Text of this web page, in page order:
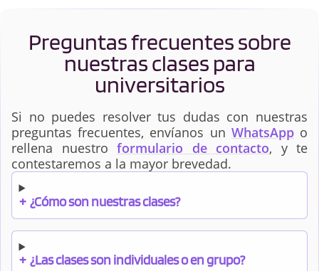
Preguntas frecuentes sobre
nuestras clases para
universitarios
Si no puedes resolver tus dudas con nuestras
preguntas frecuentes, envíanos un WhatsAppo
rellena nuestro formulario de contacto, y te
contestaremos a la mayor brevedad.
+ ¿Cómo son nuestras clases?
+ ¿Las clases son individuales o en grupo?